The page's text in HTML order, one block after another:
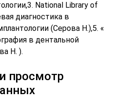
National Library of
диагностика в
(Серова Н.),5. «
в дентальной
Н. ).
просмотр